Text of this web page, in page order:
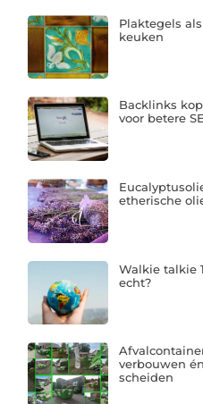
Plaktegels
keuken
Backlinks
voor betere
etherische
Walkie talkie
echt?
verbouwen
scheiden